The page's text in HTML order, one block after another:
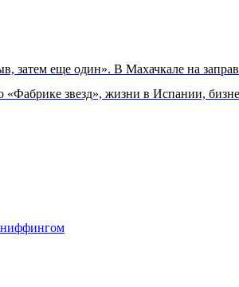
затем еще один». В Махачкале на
звезд», жизни в Испании,